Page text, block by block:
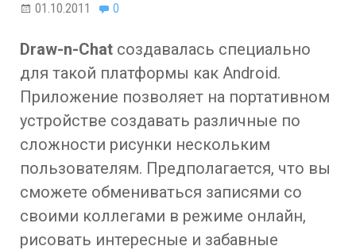
01.10.2011 0
Draw-n-Chat создавалась специально
для такой платформы как Android.
Приложение позволяет на портативном
устройстве создавать различные по
сложности рисунки нескольким
пользователям. Предполагается, что вы
сможете обмениваться записями со
своими коллегами в режиме онлайн,
рисовать интересные и забавные